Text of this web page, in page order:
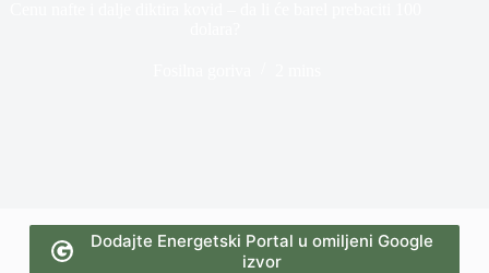
Dodajte Energetski Portal u omiljeni Google
izvor